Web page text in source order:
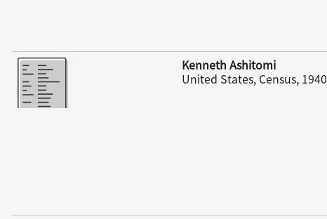
更多
Kenneth Ashitomi
United States, Census, 1940